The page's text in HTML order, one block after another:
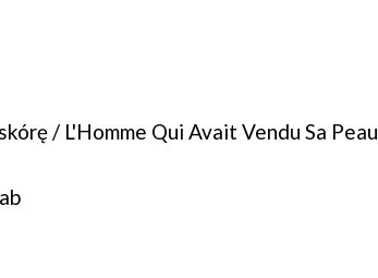
/ L'Homme Qui Avait Vendu Sa Peau